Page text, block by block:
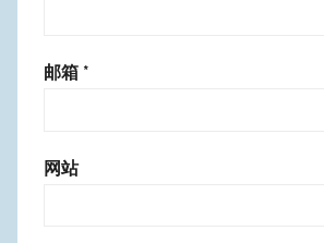
邮箱 *
网站